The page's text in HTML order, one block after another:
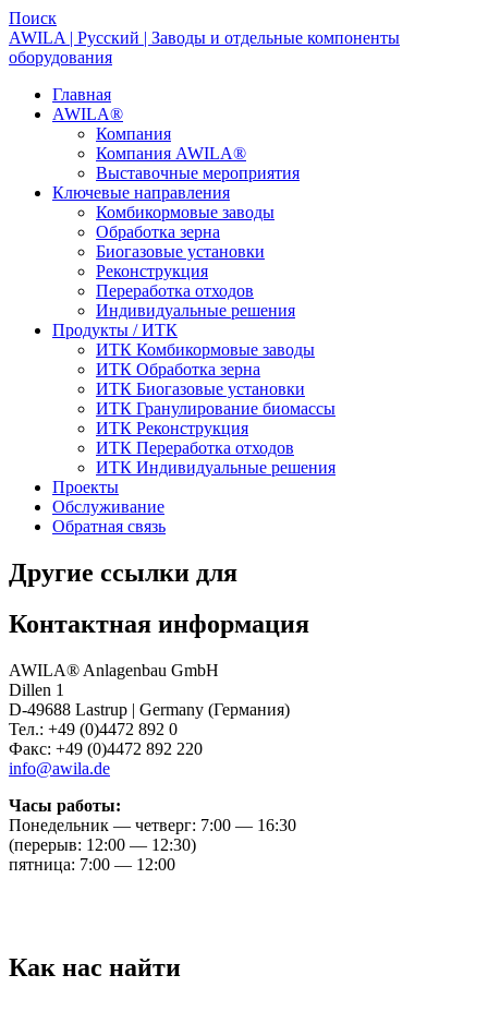
Поиск
AWILA | Русский | Заводы и отдельные компоненты
оборудования
Главная
AWILA®
Компания
Компания AWILA®
Выставочные мероприятия
Ключевые направления
Комбикормовые заводы
Обработка зерна
Биогазовые установки
Реконструкция
Переработка отходов
Индивидуальные решения
Продукты / ИТК
ИТК Комбикормовые заводы
ИТК Обработка зерна
ИТК Биогазовые установки
ИТК Гранулирование биомассы
ИТК Реконструкция
ИТК Переработка отходов
ИТК Индивидуальные решения
Проекты
Обслуживание
Обратная связь
Другие ссылки для
Контактная информация
AWILA® Anlagenbau GmbH
Dillen 1
D-49688 Lastrup | Germany (Германия)
Тел.: +49 (0)4472 892 0
Факс: +49 (0)4472 892 220
info@awila.de
Часы работы:
Понедельник — четверг: 7:00 — 16:30
(перерыв: 12:00 — 12:30)
пятница: 7:00 — 12:00
Как нас найти